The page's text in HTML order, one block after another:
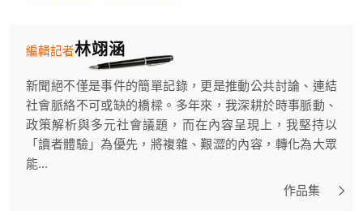
林翊涵
編輯記者
新聞絕不僅是事件的簡單記錄，更是推動公共討論、連結
社會脈絡不可或缺的橋樑。多年來，我深耕於時事脈動、
政策解析與多元社會議題，而在內容呈現上，我堅持以
「讀者體驗」為優先，將複雜、艱澀的內容，轉化為大眾
能...
作品集